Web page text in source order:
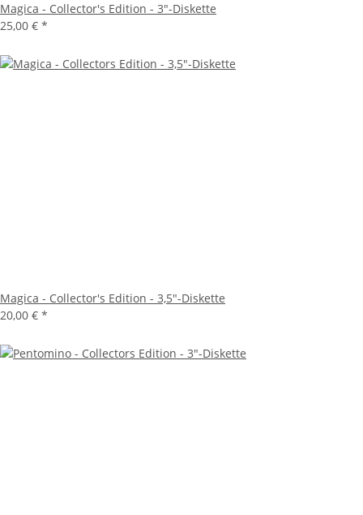
Magica - Collector's Edition - 3"-Diskette
25,00 € *
Magica - Collector's Edition - 3,5"-Diskette
20,00 € *